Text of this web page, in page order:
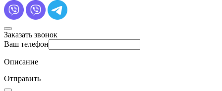
Заказать звонок
Ваш телефон
Описание
Отправить